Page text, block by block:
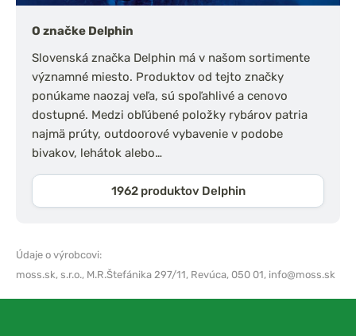
O značke Delphin
Slovenská značka Delphin má v našom sortimente
významné miesto. Produktov od tejto značky
ponúkame naozaj veľa, sú spoľahlivé a cenovo
dostupné. Medzi obľúbené položky rybárov patria
najmä prúty, outdoorové vybavenie v podobe
bivakov, lehátok alebo…
1962 produktov Delphin
Údaje o výrobcovi:
moss.sk, s.r.o., M.R.Štefánika 297/11, Revúca, 050 01, info@moss.sk